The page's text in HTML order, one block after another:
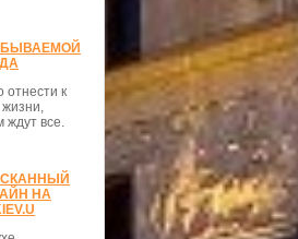
отнести к
ждут все.
НА